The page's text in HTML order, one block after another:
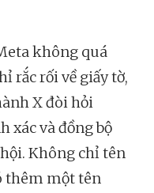
không quá
rắc rối về giấy tờ,
X đòi hỏi
xác và đồng bộ
Không chỉ tên
thêm một tên